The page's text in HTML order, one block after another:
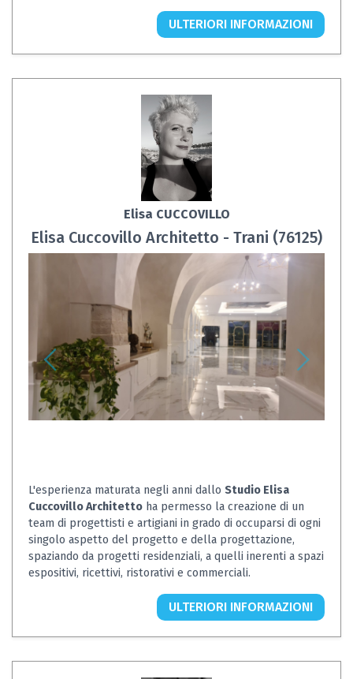
ULTERIORI INFORMAZIONI
Elisa CUCCOVILLO
Elisa Cuccovillo Architetto - Trani (76125)
L'esperienza maturata negli anni dallo Studio Elisa
Cuccovillo Architetto ha permesso la creazione di un
team di progettisti e artigiani in grado di occuparsi di ogni
singolo aspetto del progetto e della progettazione,
spaziando da progetti residenziali, a quelli inerenti a spazi
espositivi, ricettivi, ristorativi e commerciali.
ULTERIORI INFORMAZIONI